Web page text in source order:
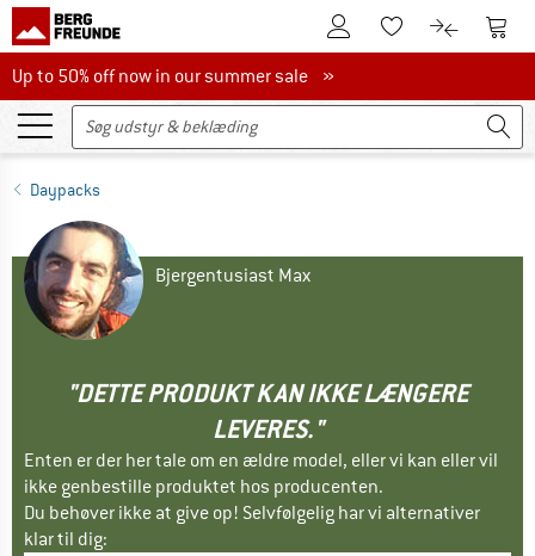
Til kundekontoenTil huskesedlen.
Til Til
Up to 50% off now in our summer sale
Up to 50% off now in our summer sale »
Daypacks
Bjergentusiast Max
"DETTE PRODUKT KAN IKKE LÆNGERE
LEVERES."
Enten er der her tale om en ældre model, eller vi kan eller vil
ikke genbestille produktet hos producenten.
Du behøver ikke at give op! Selvfølgelig har vi alternativer
klar til dig: